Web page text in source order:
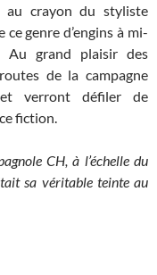
au crayon du styliste
genre d’engins à mi-
Au grand plaisir des
de la campagne
verront défiler de
fiction.
CH, à l’échelle du
sa véritable teinte au